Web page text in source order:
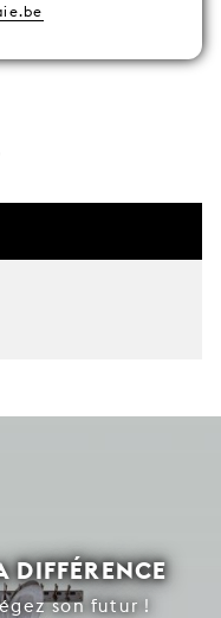
DIFFÉRENCE
son futur !